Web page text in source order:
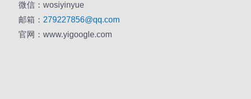
微信：wosiyinyue
邮箱： 279227856@qq.com
官网：www.yigoogle.com